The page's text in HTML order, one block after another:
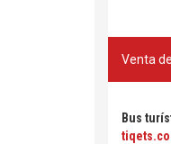
Venta
Bus